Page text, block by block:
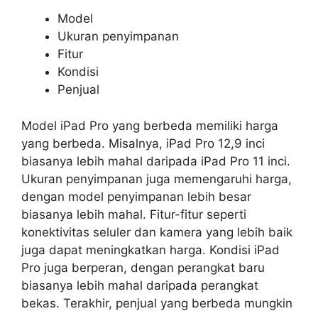
Model
Ukuran penyimpanan
Fitur
Kondisi
Penjual
Model iPad Pro yang berbeda memiliki harga
yang berbeda. Misalnya, iPad Pro 12,9 inci
biasanya lebih mahal daripada iPad Pro 11 inci.
Ukuran penyimpanan juga memengaruhi harga,
dengan model penyimpanan lebih besar
biasanya lebih mahal. Fitur-fitur seperti
konektivitas seluler dan kamera yang lebih baik
juga dapat meningkatkan harga. Kondisi iPad
Pro juga berperan, dengan perangkat baru
biasanya lebih mahal daripada perangkat
bekas. Terakhir, penjual yang berbeda mungkin